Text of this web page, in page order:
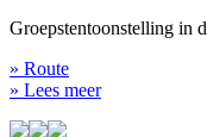
Groepstentoonstelling in
» Route
» Lees meer